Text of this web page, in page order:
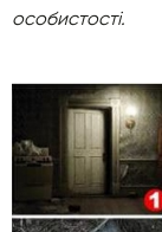
особистості.